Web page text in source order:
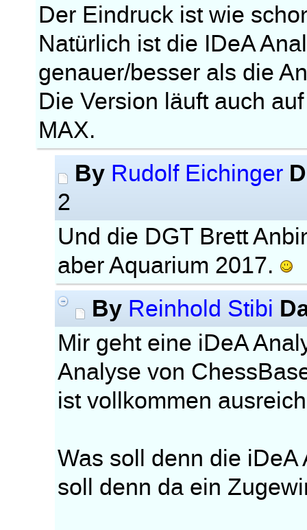
Der Eindruck ist wie
Natürlich ist die IDeA
genauer/besser als die
Die Version läuft auch
MAX.
By Rudolf Eichinger
2
Und die DGT Brett
aber Aquarium 2017.
By Reinhold Stibi
Mir geht eine iDeA
Analyse von
ist vollkommen
Was soll denn die
soll denn da ein